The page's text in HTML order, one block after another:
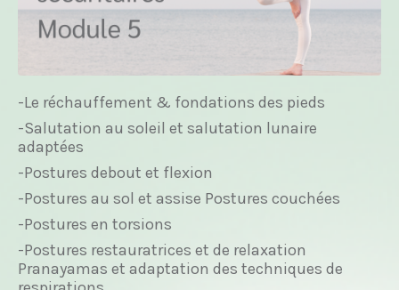
-Le réchauffement & fondations des pieds
-Salutation au soleil et salutation lunaire
adaptées
-Postures debout et flexion
-Postures au sol et assise Postures couchées
-Postures en torsions
-Postures restauratrices et de relaxation
Pranayamas et adaptation des techniques de